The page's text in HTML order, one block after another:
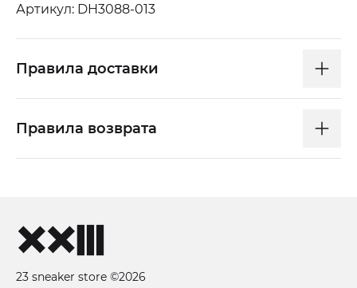
Артикул: DH3088-013
Правила доставки
Правила возврата
23 sneaker store ©2026